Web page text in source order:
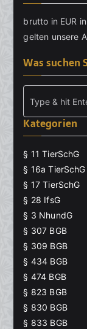
brutto in EUR
gelten unsere
Was suchen
Kategorien
§ 11 TierSchG
§ 16a TierSchG
§ 17 TierSchG
§ 28 IfsG
§ 3 NhundG
§ 307 BGB
§ 309 BGB
§ 434 BGB
§ 474 BGB
§ 823 BGB
§ 830 BGB
§ 833 BGB